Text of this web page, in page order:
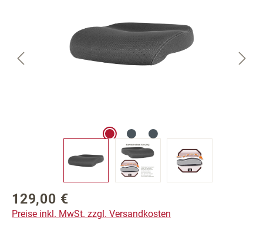
Regulärer Preis:
129,00 €
Preise inkl. MwSt. zzgl. Versandkosten